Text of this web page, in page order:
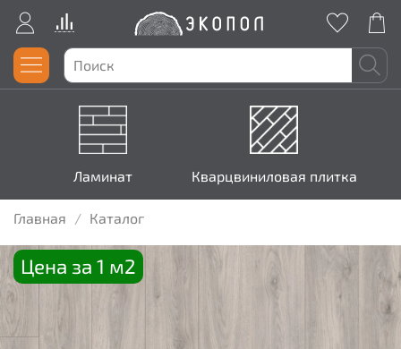
Ламинат Кварцвиниловая плитка
Главная Каталог
Цена за 1 м2